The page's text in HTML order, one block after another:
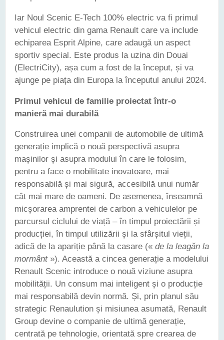
Iar Noul Scenic E-Tech 100% electric va fi primul
vehicul electric din gama Renault care va include
echiparea Esprit Alpine, care adaugă un aspect
sportiv special. Este produs la uzina din Douai
(ElectriCity), așa cum a fost de la început, și va
ajunge pe piața din Europa la începutul anului 2024.
Primul vehicul de familie proiectat într-o
manieră mai durabilă
Construirea unei companii de automobile de ultimă
generație implică o nouă perspectivă asupra
mașinilor și asupra modului în care le folosim,
pentru a face o mobilitate inovatoare, mai
responsabilă și mai sigură, accesibilă unui număr
cât mai mare de oameni. De asemenea, înseamnă
micșorarea amprentei de carbon a vehiculelor pe
parcursul ciclului de viață – în timpul proiectării și
producției, în timpul utilizării și la sfârșitul vieții,
adică de la apariție până la casare (« de la leagăn la
mormânt»). Această a cincea generație a modelului
Renault Scenic introduce o nouă viziune asupra
mobilității. Un consum mai inteligent și o producție
mai responsabilă devin normă. Și, prin planul său
strategic Renaulution și misiunea asumată, Renault
Group devine o companie de ultimă generație,
centrată pe tehnologie, orientată spre crearea de